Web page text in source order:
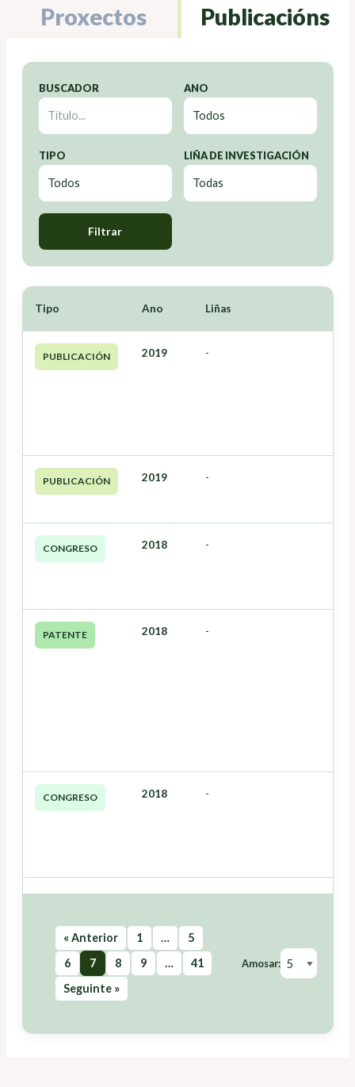
Proxectos Publicacións
BUSCADOR ANO
TIPO LIÑA DE INVESTIGACIÓN
Filtrar
Tipo Ano Liñas
PUBLICACIÓN 2019 -
PUBLICACIÓN 2019 -
CONGRESO 2018 -
PATENTE 2018 -
CONGRESO 2018 -
« Anterior 1 …
5
6
7 8 9 …
41
Seguinte »
Amosar: